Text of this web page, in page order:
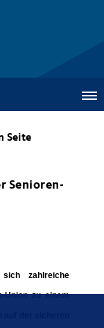
Seite
Senioren-
zahlreiche
Union zu einem
der sicheren